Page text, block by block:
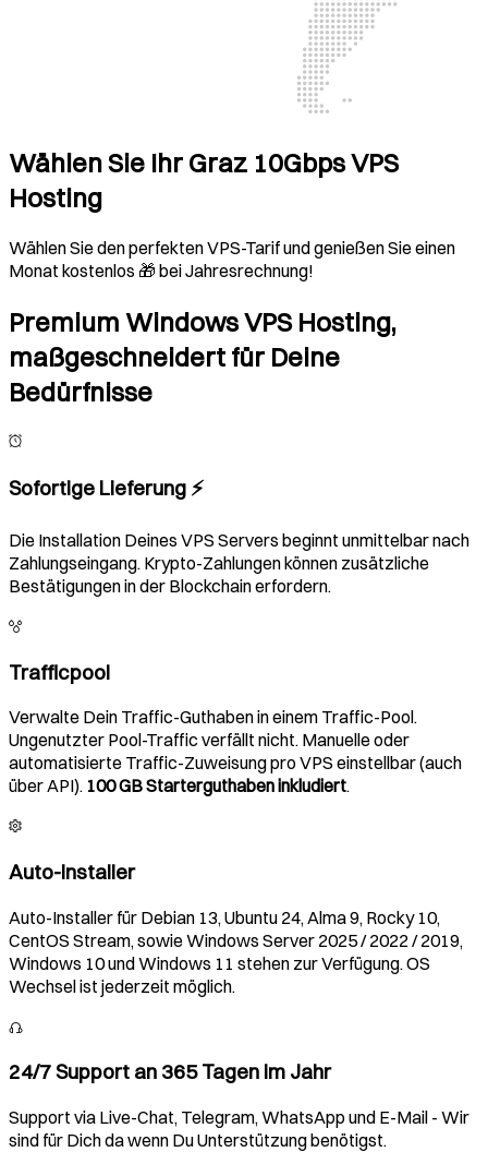
Wählen Sie Ihr Graz 10Gbps VPS
Hosting
Wählen Sie den perfekten VPS-Tarif und genießen Sie einen
Monat kostenlos 🎁 bei Jahresrechnung!
Premium Windows VPS Hosting,
maßgeschneidert für Deine
Bedürfnisse
Sofortige Lieferung ⚡️
Die Installation Deines VPS Servers beginnt unmittelbar nach
Zahlungseingang. Krypto-Zahlungen können zusätzliche
Bestätigungen in der Blockchain erfordern.
Trafficpool
Verwalte Dein Traffic-Guthaben in einem Traffic-Pool.
Ungenutzter Pool-Traffic verfällt nicht. Manuelle oder
automatisierte Traffic-Zuweisung pro VPS einstellbar (auch
über API). 100 GB Starterguthaben inkludiert.
Auto-Installer
Auto-Installer für Debian 13, Ubuntu 24, Alma 9, Rocky 10,
CentOS Stream, sowie Windows Server 2025 / 2022 / 2019,
Windows 10 und Windows 11 stehen zur Verfügung. OS
Wechsel ist jederzeit möglich.
24/7 Support an 365 Tagen im Jahr
Support via Live-Chat, Telegram, WhatsApp und E-Mail - Wir
sind für Dich da wenn Du Unterstützung benötigst.